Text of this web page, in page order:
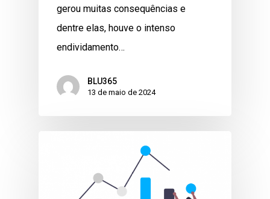
gerou muitas consequências e
dentre elas, houve o intenso
endividamento…
BLU365
13 de maio de 2024